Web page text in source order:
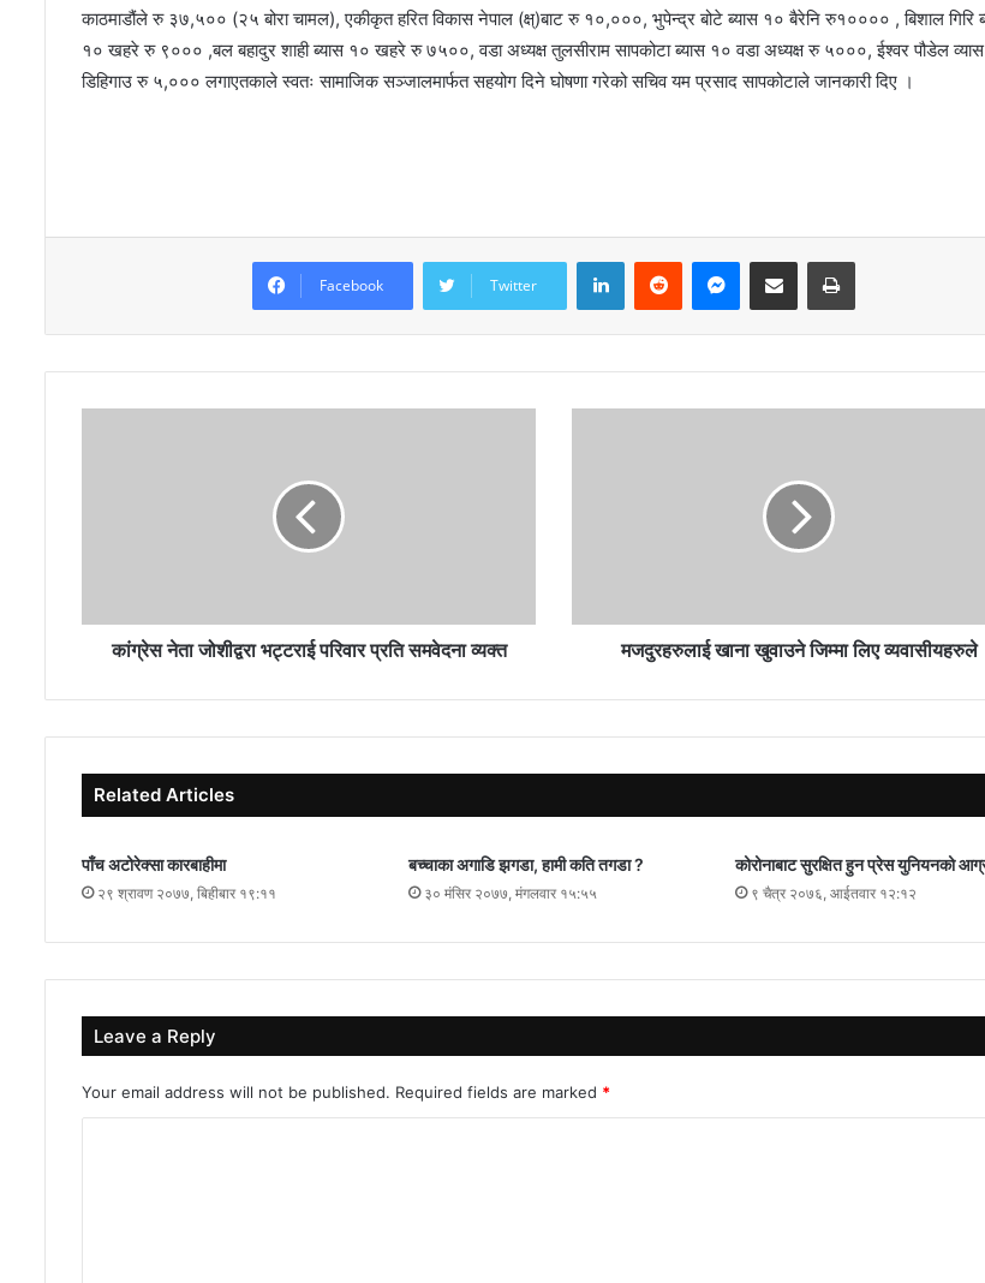
काठमाडौंले रु ३७,५०० (२५ बोरा चामल), एकीकृत हरित विकास नेपाल (क्ष्)बाट रु १०,०००, भुपेन्द्र बोटे ब्यास १० बैरेनि रु१०००० , बिशाल गिरि
१० खहरे रु ९००० ,बल बहादुर शाही ब्यास १० खहरे रु ७५००, वडा अध्यक्ष तुलसीराम सापकोटा ब्यास १० वडा अध्यक्ष रु ५०००, ईश्वर पौडेल
डिहिगाउ रु ५,००० लगाएतकाले स्वतः सामाजिक सञ्जालमार्फत सहयोग दिने घोषणा गरेको सचिव यम प्रसाद सापकोटाले जानकारी दिए ।
Facebook Twitter
LinkedIn
कांग्रेस नेता जोशीद्वरा भट्टराई परिवार प्रति समवेदना व्यक्त मजदुरहरुलाई खाना खुवाउने जिम्मा लिए व्यवासीयहरुले
Related Articles
पाँच अटोरेक्सा कारबाहीमा
२९ श्रावण २०७७, बिहीबार १९:११
बच्चाका अगाडि झगडा, हामी कति तगडा ?
३० मंसिर २०७७, मंगलवार १५:५५
कोरोनाबाट सुरक्षित हुन प्रेस युनियनको
९ चैत्र २०७६, आईतवार १२:१२
Leave a Reply
Your email address will not be published. Required fields are marked *